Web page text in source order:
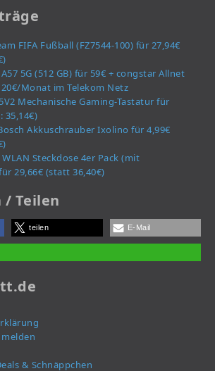
FIFA Fußball (FZ7544-100) für 27,94€
5G (512 GB) für 59€ + congstar Allnet
20€/Monat im Telekom Netz
Mechanische Gaming-Tastatur für
35,14€)
Akkuschrauber Ixolino für 4,99€
Steckdose 4er Pack (mit
29,66€ (statt 36,40€)
/ Teilen
teilen E-Mail
& Schnäppchen